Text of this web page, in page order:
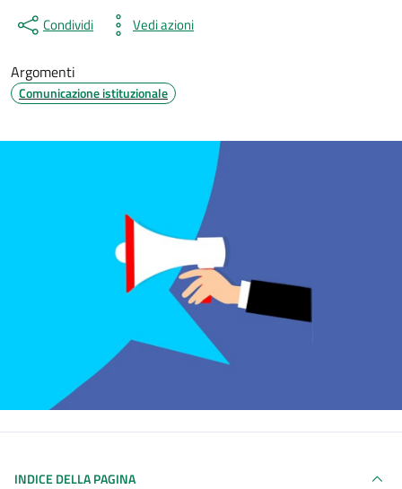
Condividi Vedi azioni
Argomenti
Comunicazione istituzionale
INDICE DELLA PAGINA